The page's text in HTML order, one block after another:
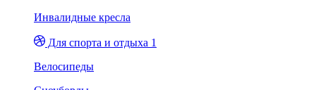
Инвалидные кресла
Для спорта и отдыха 1
Велосипеды